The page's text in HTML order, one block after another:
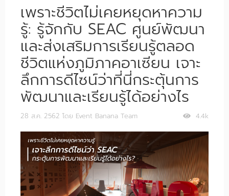
เพราะชีวิตไม่เคยหยุดหาความ
รู้: รู้จักกับ SEAC ศูนย์พัฒนา
และส่งเสริมการเรียนรู้ตลอด
ชีวิตแห่งภูมิภาคอาเซียน เจาะ
ลึกการดีไซน์ว่าที่นี่กระตุ้นการ
พัฒนาและเรียนรู้ได้อย่างไร
4.4k
28 ส.ค. 2562 โดย Event Banana Team